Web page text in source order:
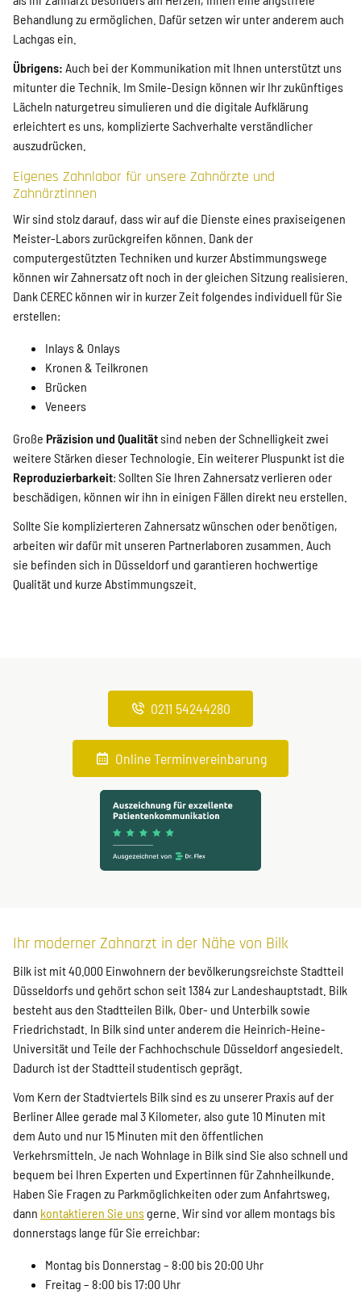
Behandlung zu ermöglichen. Dafür setzen wir unter anderem auch
Lachgas ein.
Übrigens: Auch bei der Kommunikation mit Ihnen unterstützt uns
mitunter die Technik. Im Smile-Design können wir Ihr zukünftiges
Lächeln naturgetreu simulieren und die digitale Aufklärung
erleichtert es uns, komplizierte Sachverhalte verständlicher
auszudrücken.
Eigenes Zahnlabor für unsere Zahnärzte und
Zahnärztinnen
Wir sind stolz darauf, dass wir auf die Dienste eines praxiseigenen
Meister-Labors zurückgreifen können. Dank der
computergestützten Techniken und kurzer Abstimmungswege
können wir Zahnersatz oft noch in der gleichen Sitzung realisieren.
Dank CEREC können wir in kurzer Zeit folgendes individuell für Sie
erstellen:
Inlays & Onlays
Kronen & Teilkronen
Brücken
Veneers
Große Präzision und Qualitätsind neben der Schnelligkeit zwei
weitere Stärken dieser Technologie. Ein weiterer Pluspunkt ist die
Reproduzierbarkeit: Sollten Sie Ihren Zahnersatz verlieren oder
beschädigen, können wir ihn in einigen Fällen direkt neu erstellen.
Sollte Sie komplizierteren Zahnersatz wünschen oder benötigen,
arbeiten wir dafür mit unseren Partnerlaboren zusammen. Auch
sie befinden sich in Düsseldorf und garantieren hochwertige
Qualität und kurze Abstimmungszeit.
0211 54244280
Online Terminvereinbarung
Ihr moderner Zahnarzt in der Nähe von Bilk
Bilk ist mit 40.000 Einwohnern der bevölkerungsreichste Stadtteil
Düsseldorfs und gehört schon seit 1384 zur Landeshauptstadt. Bilk
besteht aus den Stadtteilen Bilk, Ober- und Unterbilk sowie
Friedrichstadt. In Bilk sind unter anderem die Heinrich-Heine-
Universität und Teile der Fachhochschule Düsseldorf angesiedelt.
Dadurch ist der Stadtteil studentisch geprägt.
Vom Kern der Stadtviertels Bilk sind es zu unserer Praxis auf der
Berliner Allee gerade mal 3 Kilometer, also gute 10 Minuten mit
dem Auto und nur 15 Minuten mit den öffentlichen
Verkehrsmitteln. Je nach Wohnlage in Bilk sind Sie also schnell und
bequem bei Ihren Experten und Expertinnen für Zahnheilkunde.
Haben Sie Fragen zu Parkmöglichkeiten oder zum Anfahrtsweg,
dann kontaktieren Sie unsgerne. Wir sind vor allem montags bis
donnerstags lange für Sie erreichbar:
Montag bis Donnerstag – 8:00 bis 20:00 Uhr
Freitag – 8:00 bis 17:00 Uhr